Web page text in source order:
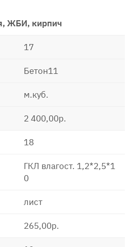
ЖБИ, кирпич
17
Бетон11
м.куб.
2 400,00р.
18
ГКЛ влагост. 1,2*2,5*1
0
лист
265,00р.